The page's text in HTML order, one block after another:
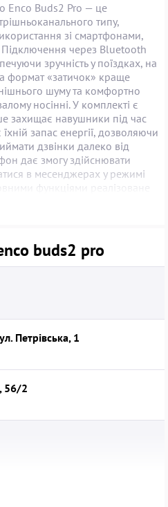
Enco Buds2 Pro — це
типу,
зі смартфонами,
через Bluetooth
зручність у поїздках, на
формат «затичок» краще
шуму та комфортно
носінні. У комплекті є
захищає навушники під час
запас енергії, дозволяючи
дзвінки далеко від
дає змогу здійснювати
в месенджерах у режимі
функціями реалізоване
через під’єднаний пристрій.
доступне рішення для
стані в спеціалізованому
без відмови від фірмового
buds2 pro
Петрівська, 1
56/2
3/68